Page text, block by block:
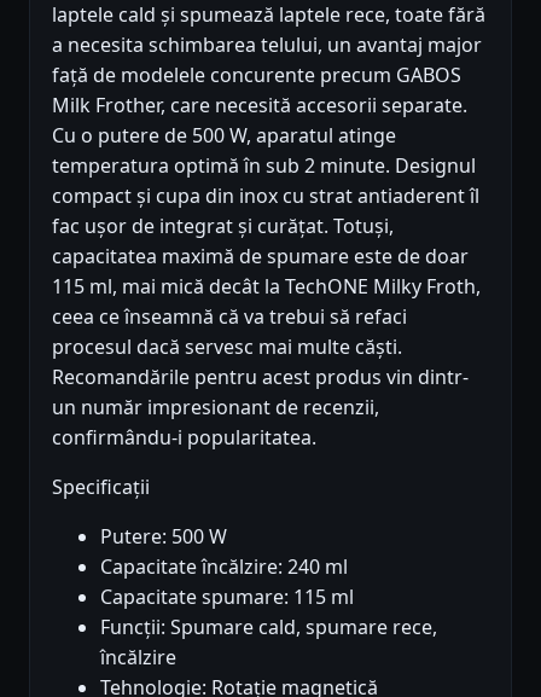
laptele cald și spumează laptele rece, toate fără
a necesita schimbarea telului, un avantaj major
față de modelele concurente precum GABOS
Milk Frother, care necesită accesorii separate.
Cu o putere de 500 W, aparatul atinge
temperatura optimă în sub 2 minute. Designul
compact și cupa din inox cu strat antiaderent îl
fac ușor de integrat și curățat. Totuși,
capacitatea maximă de spumare este de doar
115 ml, mai mică decât la TechONE Milky Froth,
ceea ce înseamnă că va trebui să refaci
procesul dacă servesc mai multe căști.
Recomandările pentru acest produs vin dintr-
un număr impresionant de recenzii,
confirmându-i popularitatea.
Specificații
Putere: 500 W
Capacitate încălzire: 240 ml
Capacitate spumare: 115 ml
Funcții: Spumare cald, spumare rece,
încălzire
Tehnologie: Rotație magnetică